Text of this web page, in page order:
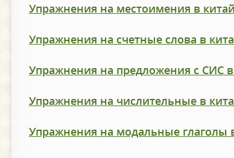
Упражнения на местоимения в
Упражнения на счетные слова в
Упражнения на предложения с СИС
Упражнения на числительные в
Упражнения на модальные глаголы